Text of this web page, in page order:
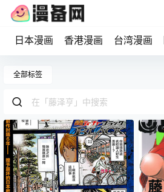
日本漫画 香港漫画 台湾漫画
全部标签